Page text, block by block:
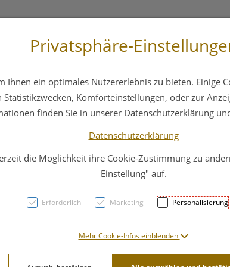
Hautpflege Familie
Privatsphäre-
Ihnen ein optimales Nutzererlebnis zu bieten. Einige
Komforteinstellungen, oder zur
finden Sie in unserer Datenschutzerklärung
Datenschutzerklärung
die Möglichkeit ihre Cookie-Zustimmung zu
Einstellung" auf.
Erforderlich Marketing Personalisierung
Mehr Cookie-Infos einblenden